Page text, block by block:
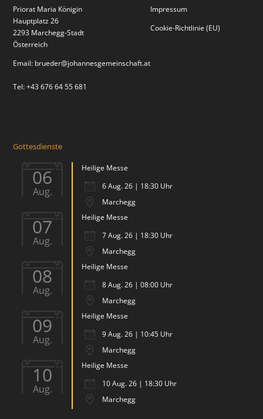
Priorat Maria Königin
Hauptplatz 26
2293 Marchegg-Stadt
Österreich
Email: brueder@johannesgemeinschaft.at
Tel: +43 676 64 55 681
Impressum
Cookie-Richtlinie (EU)
Gottesdienste
06
Aug.
Heilige Messe
6 Aug. 26 | 18:30 Uhr
Marchegg
07
Aug.
Heilige Messe
7 Aug. 26 | 18:30 Uhr
Marchegg
08
Aug.
Heilige Messe
8 Aug. 26 | 08:00 Uhr
Marchegg
09
Aug.
Heilige Messe
9 Aug. 26 | 10:45 Uhr
Marchegg
10
Aug.
Heilige Messe
10 Aug. 26 | 18:30 Uhr
Marchegg